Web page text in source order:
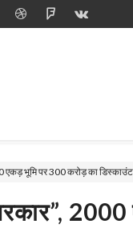
एकड़ भूमि पर 300 करोड़ का डिस्काउंट